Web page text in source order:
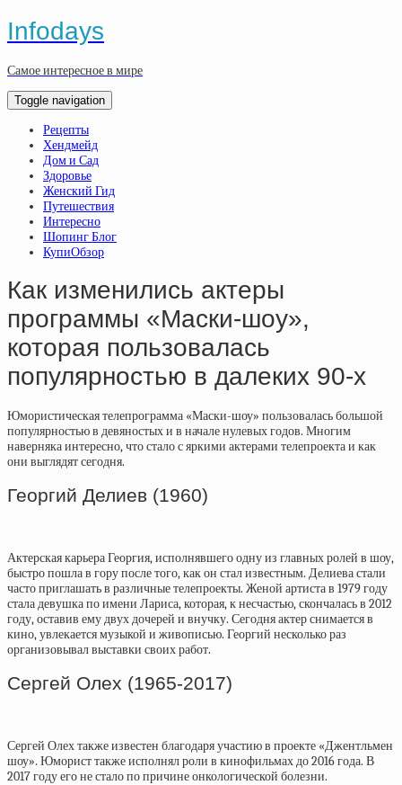
Infodays
Самое интересное в мире
Toggle navigation
Рецепты
Хендмейд
Дом и Сад
Здоровье
Женский Гид
Путешествия
Интересно
Шопинг Блог
КупиОбзор
Как изменились актеры
программы «Маски-шоу»,
которая пользовалась
популярностью в далеких 90-х
Юмористическая телепрограмма «Маски-шоу» пользовалась большой
популярностью в девяностых и в начале нулевых годов. Многим
наверняка интересно, что стало с яркими актерами телепроекта и как
они выглядят сегодня.
Георгий Делиев (1960)
Актерская карьера Георгия, исполнявшего одну из главных ролей в шоу,
быстро пошла в гору после того, как он стал известным. Делиева стали
часто приглашать в различные телепроекты. Женой артиста в 1979 году
стала девушка по имени Лариса, которая, к несчастью, скончалась в 2012
году, оставив ему двух дочерей и внучку. Сегодня актер снимается в
кино, увлекается музыкой и живописью. Георгий несколько раз
организовывал выставки своих работ.
Сергей Олех (1965-2017)
Сергей Олех также известен благодаря участию в проекте «Джентльмен
шоу». Юморист также исполнял роли в кинофильмах до 2016 года. В
2017 году его не стало по причине онкологической болезни.